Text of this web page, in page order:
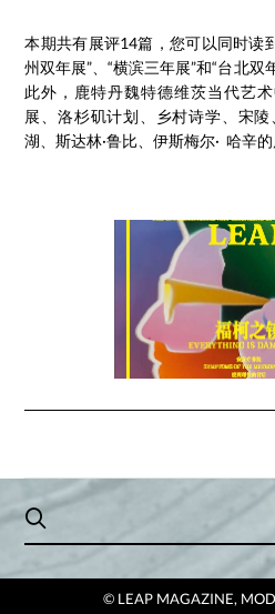
本期共有展评14篇，您可以同时读
州双年展”、“横滨三年展”和“台北双
此外，鹿特丹魏特德维茨当代艺
展、洛杉矶计划、乡村诗学、宋
湖、斯达林·鲁比、伊斯梅尔· 哈辛
© LEAP MAGAZINE,